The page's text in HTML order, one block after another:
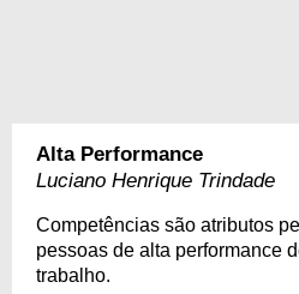
Alta Performance
Luciano Henrique Trindade
Competências são atributos
pessoas de alta performance
trabalho.